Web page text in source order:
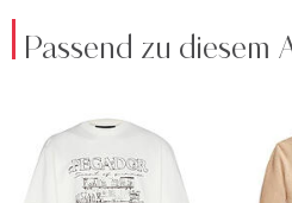
Passend zu diesem